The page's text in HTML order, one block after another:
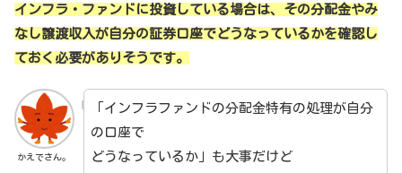
インフラ・ファンドに投資している場合は、その分配金やみ
なし譲渡収入が自分の証券口座でどうなっているかを確認し
ておく必要がありそうです。
かえでさん。
「インフラファンドの分配金特有の処理が自分
の口座で
どうなっているか」も大事だけど